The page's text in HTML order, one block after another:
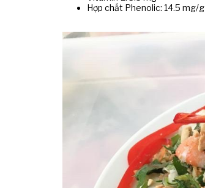
Hợp chất Phenolic: 14.5 mg/g